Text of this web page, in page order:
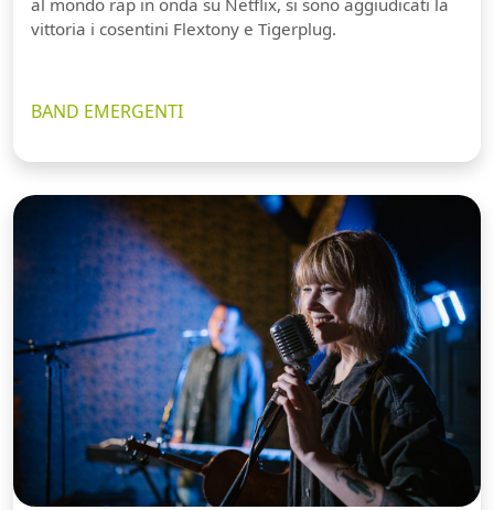
vittoria i cosentini Flextony e Tigerplug.
BAND EMERGENTI